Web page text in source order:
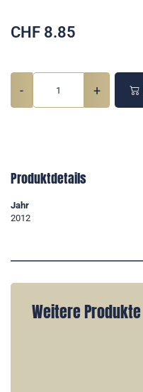
CHF 8.85
- +
Produktdetails
Jahr
2012
Weitere Produkte